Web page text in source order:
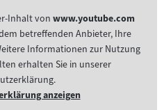
Inhalt von www.youtube.com
betreffenden Anbieter, Ihre
Informationen zur Nutzung
erhalten Sie in unserer
anzeigen